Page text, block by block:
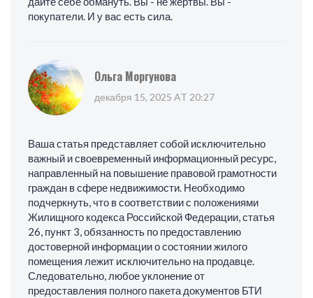
покупатели. И у вас есть сила.
Ольга Моргунова
декабря 15, 2025 AT 20:27
Ваша статья представляет собой исключительно
важный и своевременный информационный ресурс,
направленный на повышение правовой грамотности
граждан в сфере недвижимости. Необходимо
подчеркнуть, что в соответствии с положениями
Жилищного кодекса Российской Федерации, статья
26, пункт 3, обязанность по предоставлению
достоверной информации о состоянии жилого
помещения лежит исключительно на продавце.
Следовательно, любое уклонение от
предоставления полного пакета документов БТИ